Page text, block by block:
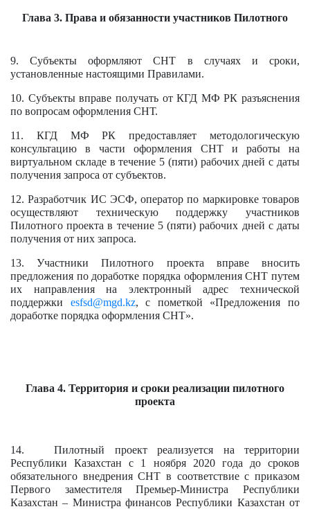
Глава 3. Права и обязанности участников Пилотного
9. Субъекты оформляют СНТ в случаях и сроки,
установленные настоящими Правилами.
10. Субъекты вправе получать от КГД МФ РК разъяснения
по вопросам оформления СНТ.
11. КГД МФ РК предоставляет методологическую
консультацию в части оформления СНТ и работы на
виртуальном складе в течение 5 (пяти) рабочих дней с даты
получения запроса от субъектов.
12. Разработчик ИС ЭСФ, оператор по маркировке товаров
осуществляют техническую поддержку участников
Пилотного проекта в течение 5 (пяти) рабочих дней с даты
получения от них запроса.
13. Участники Пилотного проекта вправе вносить
предложения по доработке порядка оформления СНТ путем
их направления на электронный адрес технической
поддержки esfsd@mgd.kz, с пометкой «Предложения по
доработке порядка оформления СНТ».
Глава 4. Территория и сроки реализации пилотного
проекта
14. Пилотный проект реализуется на территории
Республики Казахстан с 1 ноября 2020 года до сроков
обязательного внедрения СНТ в соответствие с приказом
Первого заместителя Премьер-Министра Республики
Казахстан – Министра финансов Республики Казахстан от